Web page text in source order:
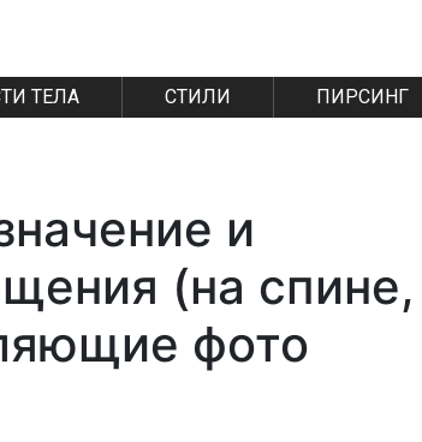
ТЕЛА СТИЛИ ПИРСИНГ
и
(на спине,
фото